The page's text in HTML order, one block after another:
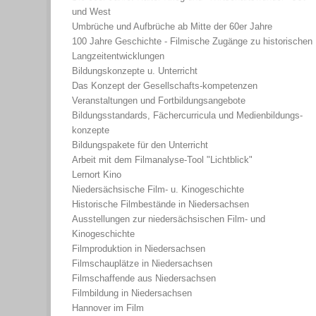
und West
Umbrüche und Aufbrüche ab Mitte der 60er Jahre
100 Jahre Geschichte - Filmische Zugänge zu historischen
Langzeitentwicklungen
Bildungskonzepte u. Unterricht
Das Konzept der Gesellschafts-kompetenzen
Veranstaltungen und Fortbildungsangebote
Bildungsstandards, Fächercurricula und Medienbildungs-
konzepte
Bildungspakete für den Unterricht
Arbeit mit dem Filmanalyse-Tool "Lichtblick"
Lernort Kino
Niedersächsische Film- u. Kinogeschichte
Historische Filmbestände in Niedersachsen
Ausstellungen zur niedersächsischen Film- und
Kinogeschichte
Filmproduktion in Niedersachsen
Filmschauplätze in Niedersachsen
Filmschaffende aus Niedersachsen
Filmbildung in Niedersachsen
Hannover im Film